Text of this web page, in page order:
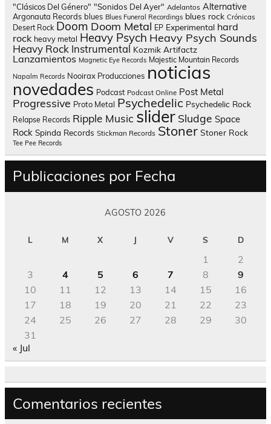
"Clásicos Del Género" "Sonidos Del Ayer" Adelantos Alternative
Argonauta Records blues Blues Funeral Recordings blues rock Crónicas
Desert Rock Doom Doom Metal EP Experimental hard
rock heavy metal Heavy Psych Heavy Psych Sounds
Heavy Rock Instrumental Kozmik Artifactz
Lanzamientos Magnetic Eye Records Majestic Mountain Records
Napalm Records Nooirax Producciones noticias
novedades Podcast Podcast Online Post Metal
Progressive Proto Metal Psychedelic Psychedelic Rock
Relapse Records Ripple Music slider Sludge Space
Rock Spinda Records Stickman Records Stoner Stoner Rock
Tee Pee Records
Publicaciones por Fecha
AGOSTO 2026
L M X J V S D
1
2
3
4 5 6 7 8
9
10
11 12 13 14 15
16
17
18 19 20 21 22
23
24
25 26 27 28 29
30
31
« Jul
Comentarios recientes